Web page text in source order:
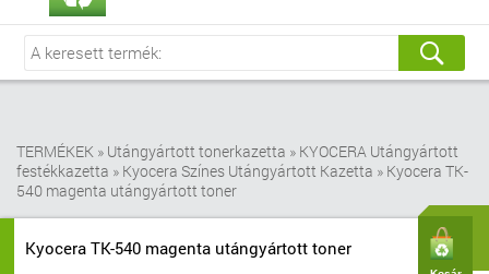
TERMÉKEK » Utángyártott tonerkazetta » KYOCERA Utángyártott
festékkazetta » Kyocera Színes Utángyártott Kazetta » Kyocera TK-
540 magenta utángyártott toner
Kyocera TK-540 magenta utángyártott toner